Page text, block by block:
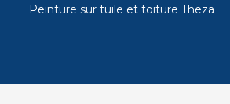
Peinture sur tuile et toiture Theza